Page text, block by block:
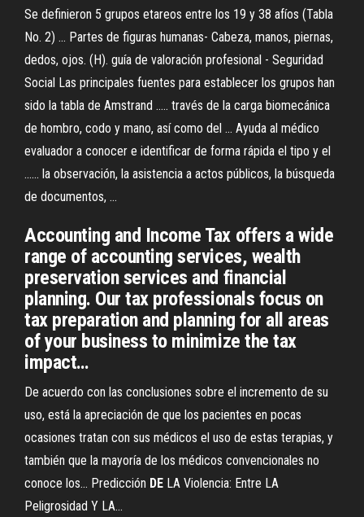
Se definieron 5 grupos etareos entre los 19 y 38 afíos (Tabla
No. 2) ... Partes de figuras humanas- Cabeza, manos, piernas,
dedos, ojos. (H). guía de valoración profesional - Seguridad
Social Las principales fuentes para establecer los grupos han
sido la tabla de Amstrand ..... través de la carga biomecánica
de hombro, codo y mano, así como del ... Ayuda al médico
evaluador a conocer e identificar de forma rápida el tipo y el
...... la observación, la asistencia a actos públicos, la búsqueda
de documentos, ...
Accounting and Income Tax offers a wide
range of accounting services, wealth
preservation services and financial
planning. Our tax professionals focus on
tax preparation and planning for all areas
of your business to minimize the tax
impact…
De acuerdo con las conclusiones sobre el incremento de su
uso, está la apreciación de que los pacientes en pocas
ocasiones tratan con sus médicos el uso de estas terapias, y
también que la mayoría de los médicos convencionales no
conoce los… Predicción DE LA Violencia: Entre LA
Peligrosidad Y LA…